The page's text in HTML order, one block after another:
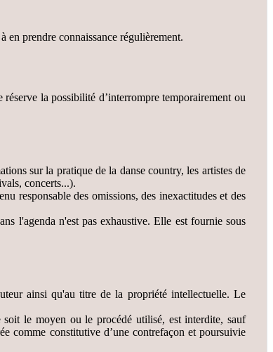
en prendre connaissance régulièrement.
la possibilité d’interrompre temporairement ou
sur la pratique de la danse country, les artistes de
concerts...).
responsable des omissions, des inexactitudes et des
l'agenda n'est pas exhaustive. Elle est fournie sous
ainsi qu'au titre de la propriété intellectuelle. Le
le moyen ou le procédé utilisé, est interdite, sauf
comme constitutive d’une contrefaçon et poursuivie